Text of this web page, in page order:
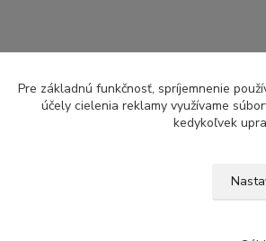
Pre základnú funkčnosť, spríjemnenie
účely cielenia reklamy využívame
kedykoľvek